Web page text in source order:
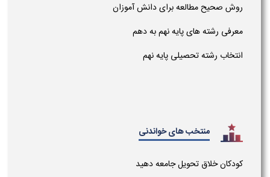
روش صحیح مطالعه برای دانش آموزان
معرفی رشته های پایه نهم به دهم
انتخاب رشته تحصیلی پایه نهم
منتخب های خواندنی
کودکان خلاق تحویل جامعه دهید